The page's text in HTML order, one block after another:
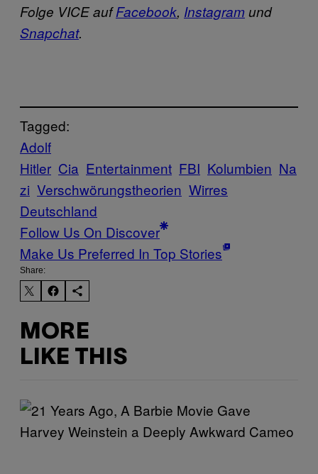
Folge VICE aufFacebook, Instagramund
Snapchat.
Tagged:
Adolf
Hitler Cia Entertainment FBI Kolumbien Na
zi Verschwörungstheorien Wirres
Deutschland
Follow Us On Discover
Make Us Preferred In Top Stories
Share:
MORE
LIKE THIS